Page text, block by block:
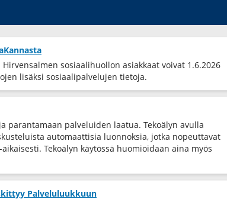
sosiaalihuollon asiakkaat voivat 1.6.2026
lisäksi sosiaalipalvelujen tietoja.
parantamaan palveluiden laatua. Tekoälyn avulla
automaattisia luonnoksia, jotka nopeuttavat
Tekoälyn käytössä huomioidaan aina myös
Palveluluukkuun